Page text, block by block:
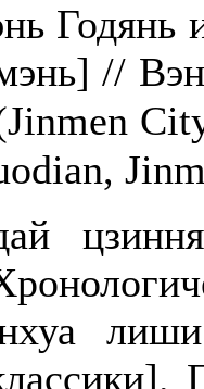
//
,
лиши